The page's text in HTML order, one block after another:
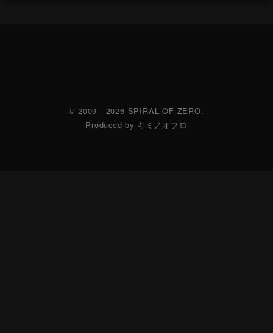
© 2009 - 2026 SPIRAL OF ZERO.
Produced by キミノオフロ